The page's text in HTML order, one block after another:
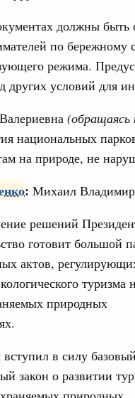
должны быть
по
режима.
других условий для
(обращаясь
национальных
на природе, не
: Михаил
решений
готовит большой
актов,
туризма
природных
вступил в силу
закон о развитии
людей,
будущее
«Инфраструктура
нежилых зданий
Кадастровая
более
туризм
дизельного топлива